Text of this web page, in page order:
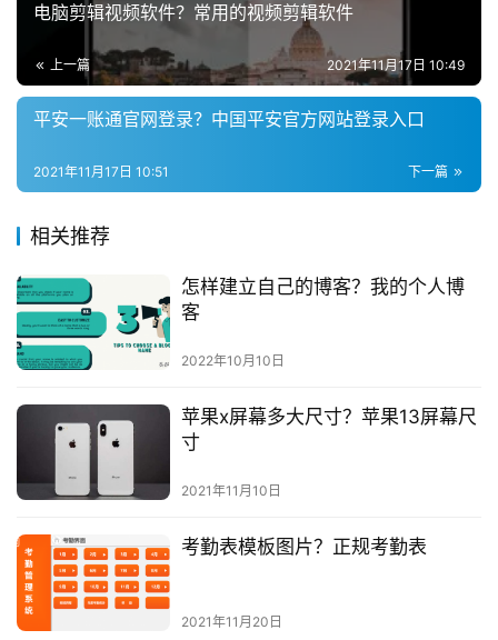
电脑剪辑视频软件？常用的视频剪辑软件
上一篇 2021年11月17日 10:49
平安一账通官网登录？中国平安官方网站登录入口
下一篇
2021年11月17日 10:51
相关推荐
怎样建立自己的博客？我的个人博
客
2022年10月10日
苹果x屏幕多大尺寸？苹果13屏幕尺
寸
2021年11月10日
考勤表模板图片？正规考勤表
2021年11月20日